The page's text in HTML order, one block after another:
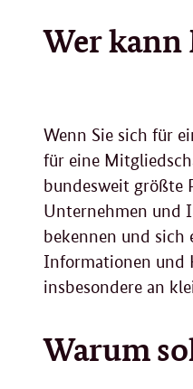
Wer
Wenn Sie sich für
für eine
bundesweit größte
Unternehmen und
bekennen und sich
Informationen und
insbesondere an
Warum